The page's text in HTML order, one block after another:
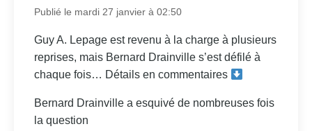
Publié le mardi 27 janvier à 02:50
Guy A. Lepage est revenu à la charge à plusieurs
reprises, mais Bernard Drainville s’est défilé à
chaque fois… Détails en commentaires
Bernard Drainville a esquivé de nombreuses fois
la question